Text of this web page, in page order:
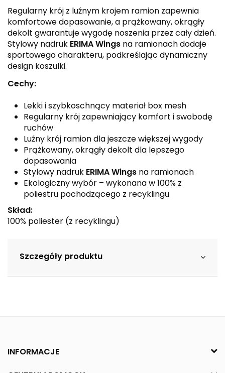
Regularny krój z luźnym krojem ramion zapewnia
komfortowe dopasowanie, a prążkowany, okrągły
dekolt gwarantuje wygodę noszenia przez cały dzień.
Stylowy nadruk ERIMA Wings na ramionach dodaje
sportowego charakteru, podkreślając dynamiczny
design koszulki.
Cechy:
Lekki i szybkoschnący materiał box mesh
Regularny krój zapewniający komfort i swobodę
ruchów
Luźny krój ramion dla jeszcze większej wygody
Prążkowany, okrągły dekolt dla lepszego
dopasowania
Stylowy nadruk ERIMA Wings na ramionach
Ekologiczny wybór – wykonana w 100% z
poliestru pochodzącego z recyklingu
Skład:
100% poliester (z recyklingu)
Szczegóły produktu
INFORMACJE